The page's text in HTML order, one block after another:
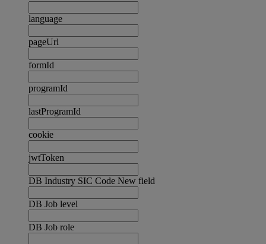
language
pageUrl
formId
programId
lastProgramId
cookie
jwtToken
DB Industry SIC Code New field
DB Job level
DB Job role